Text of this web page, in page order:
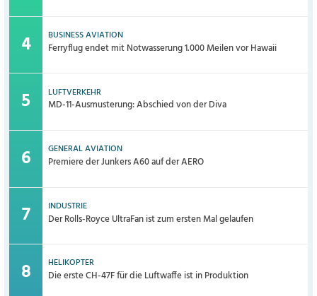
BUSINESS AVIATION
Ferryflug endet mit Notwasserung 1.000 Meilen vor Hawaii
LUFTVERKEHR
MD-11-Ausmusterung: Abschied von der Diva
GENERAL AVIATION
Premiere der Junkers A60 auf der AERO
INDUSTRIE
Der Rolls-Royce UltraFan ist zum ersten Mal gelaufen
HELIKOPTER
Die erste CH-47F für die Luftwaffe ist in Produktion